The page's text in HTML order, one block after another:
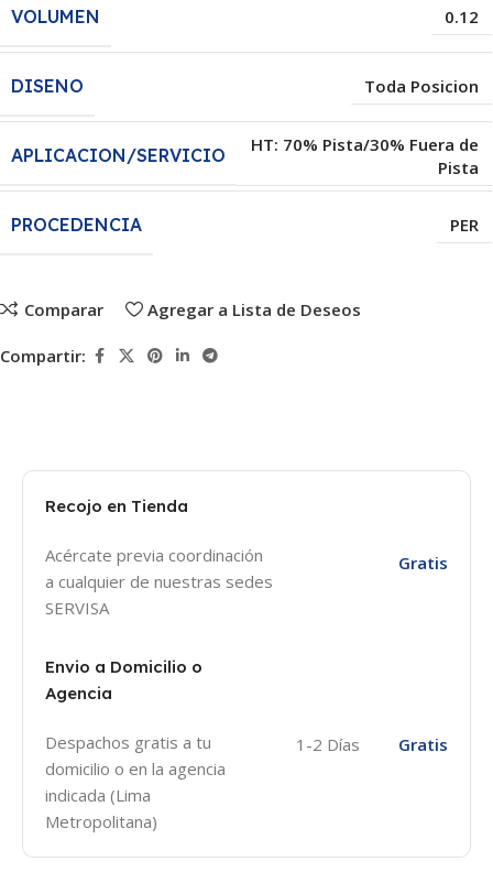
VOLUMEN 0.12
DISENO Toda Posicion
APLICACION/SERVICIO
HT: 70% Pista/30% Fuera de
Pista
PROCEDENCIA PER
Comparar Agregar a Lista de Deseos
Compartir:
Recojo en Tienda
Acércate previa coordinación
a cualquier de nuestras sedes
SERVISA
Gratis
Envio a Domicilio o
Agencia
Despachos gratis a tu
domicilio o en la agencia
indicada (Lima
Metropolitana)
1-2 Días Gratis